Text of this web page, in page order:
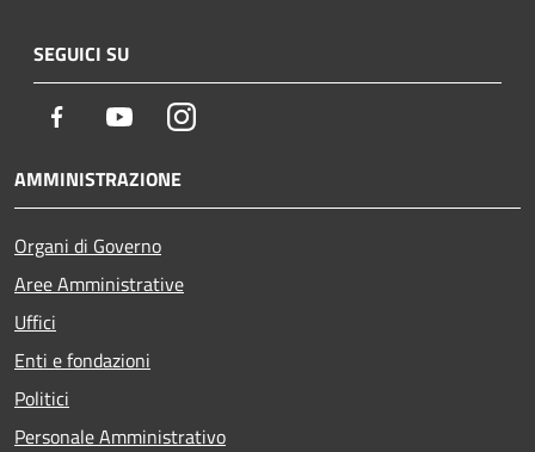
SEGUICI SU
Facebook YoutubeInstagram
AMMINISTRAZIONE
Organi di Governo
Aree Amministrative
Uffici
Enti e fondazioni
Politici
Personale Amministrativo